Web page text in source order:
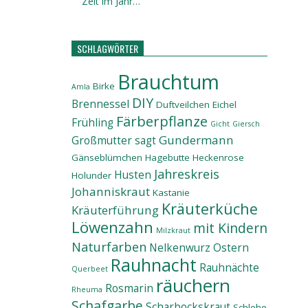
SCHLAGWÖRTER
Amla Birke Brauchtum
Brennessel DIY Duftveilchen Eichel
Frühling Färberpflanze Gicht Giersch
Großmutter sagtGundermann
Gänseblümchen Hagebutte Heckenrose
Holunder Husten Jahreskreis
Johanniskraut Kastanie
Kräuterführung Kräuterküche
Löwenzahn Milzkraut mit Kindern
Naturfarben Nelkenwurz Ostern
Querbeet Rauhnacht Rauhnächte
Rheuma Rosmarin räuchern